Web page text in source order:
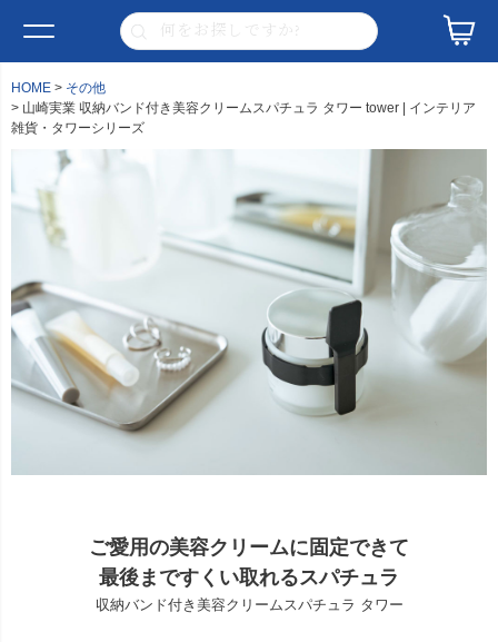
HOME
その他
山崎実業 収納バンド付き美容クリームスパチュラ タワー tower | インテリア
雑貨・タワーシリーズ
ご愛用の美容クリームに固定できて
最後まですくい取れるスパチュラ
収納バンド付き美容クリームスパチュラ タワー